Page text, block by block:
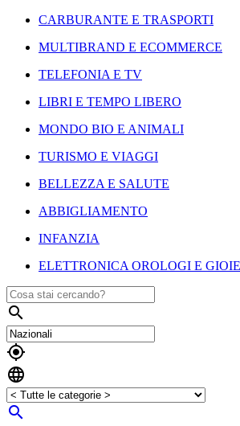
CARBURANTE E TRASPORTI
MULTIBRAND E ECOMMERCE
TELEFONIA E TV
LIBRI E TEMPO LIBERO
MONDO BIO E ANIMALI
TURISMO E VIAGGI
BELLEZZA E SALUTE
ABBIGLIAMENTO
INFANZIA
ELETTRONICA OROLOGI E



